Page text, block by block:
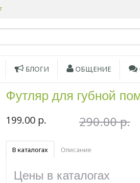
БЛОГИ ОБЩЕНИЕ
Футляр для губной
199.00 р. 290.00 р.
В каталогах Описание
Цены в каталогах